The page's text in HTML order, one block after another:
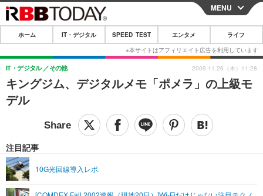
CLOSE
ホーム
IT・デジタル
IT・デジタルTOP スマートフォン
ショッピング その他
SPEED TEST
エンタメTOP 映画・ドラマ
ライフTOP
リリース一覧
プッシュ通知の停止方法
MENU
ホーム IT・デジタル SPEED TEST エンタメ ライフ
キングジム、デジタルメモ「ポメラ」の上級モ
デル
IT・デジタル その他
注目記事
10G光回線導入レポ
2009.11.26（木）11:28